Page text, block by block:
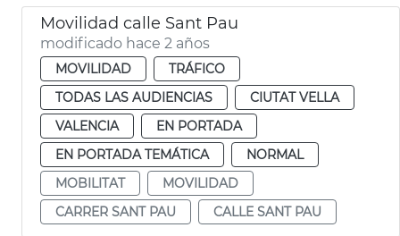
Movilidad calle Sant Pau
modificado hace 2 años
MOVILIDAD
TRÁFICO
TODAS LAS AUDIENCIAS
CIUTAT VELLA
VALENCIA
EN PORTADA
EN PORTADA TEMÁTICA
NORMAL
MOBILITAT
MOVILIDAD
CARRER SANT PAU
CALLE SANT PAU